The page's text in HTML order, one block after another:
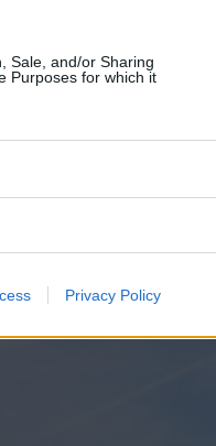
Sale, and/or Sharing
Purposes for which it
Privacy Policy
Una casa di
6 camere da letto e
euro)